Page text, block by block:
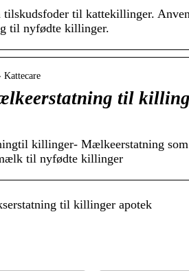
til kattekillinger.
til nyfødte killinger.
Kattecare
til
killinger- Mælkeerstatning
til nyfødte killinger
til killinger apotek